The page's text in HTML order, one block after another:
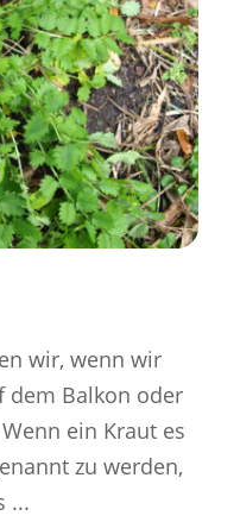
wir, wenn wir
dem Balkon oder
ein Kraut es
zu werden,
...